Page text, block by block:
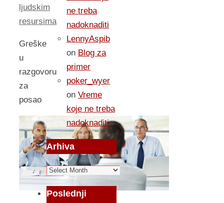
ljudskim
resursima
Greške
u
razgovoru
za
posao
ne treba
nadoknaditi
LennyAspib
on Blog za
primer
poker_wyer
on Vreme
koje ne treba
nadoknaditi
Arhiva
Arhiva
Poslednji